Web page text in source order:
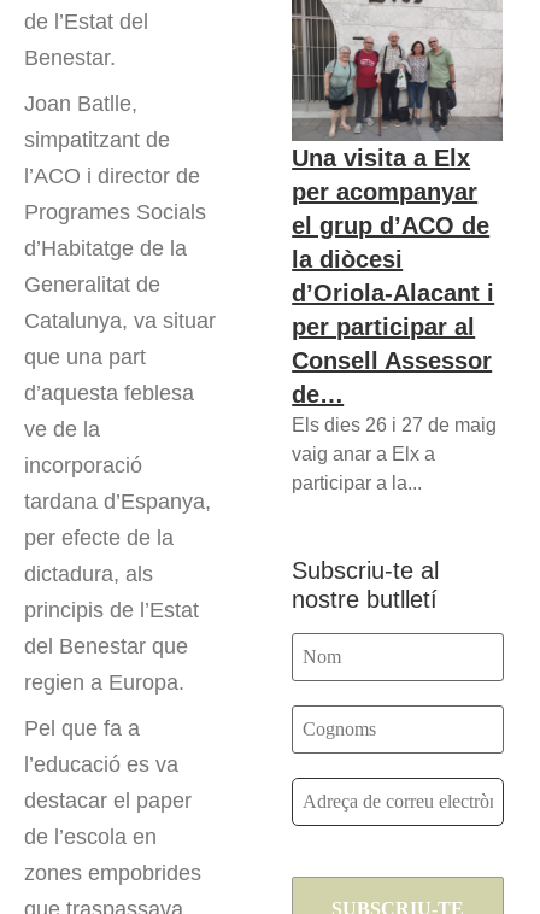
de l’Estat del
Benestar.
Joan Batlle,
simpatitzant de
l’ACO i director de
Programes Socials
d’Habitatge de la
Generalitat de
Catalunya, va situar
que una part
d’aquesta feblesa
ve de la
incorporació
tardana d’Espanya,
per efecte de la
dictadura, als
principis de l’Estat
del Benestar que
regien a Europa.
Pel que fa a
l’educació es va
destacar el paper
de l’escola en
zones empobrides
Una visita a Elx
per acompanyar
el grup d’ACO de
la diòcesi
d’Oriola-Alacant i
per participar al
Consell Assessor
de…
Els dies 26 i 27 de maig
vaig anar a Elx a
participar a la...
Subscriu-te al
nostre butlletí